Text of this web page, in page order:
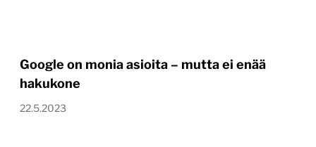
Google on monia asioita – mutta ei enää
hakukone
22.5.2023